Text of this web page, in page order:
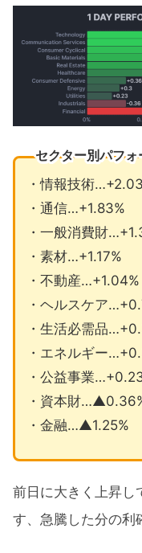
セクター別パフォ
・情報技術
・通信…+1.83%
・一般消費財
・素材…+1.17%
・不動産…+1.04%
・ヘルスケア
・生活必需品
・エネルギー
・公益事業
・資本財
・金融…▲1.25%
前日に大きく上昇し
す、急騰した分の利